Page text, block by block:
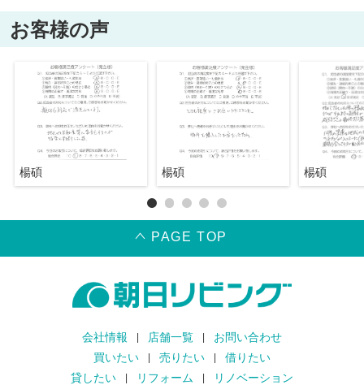
お客様の声
楊碩 楊碩 楊碩
PAGE TOP
会社情報 店舗一覧
お問い合わせ
買いたい
売りたい
借りたい
貸したい
リフォーム
リノベーション